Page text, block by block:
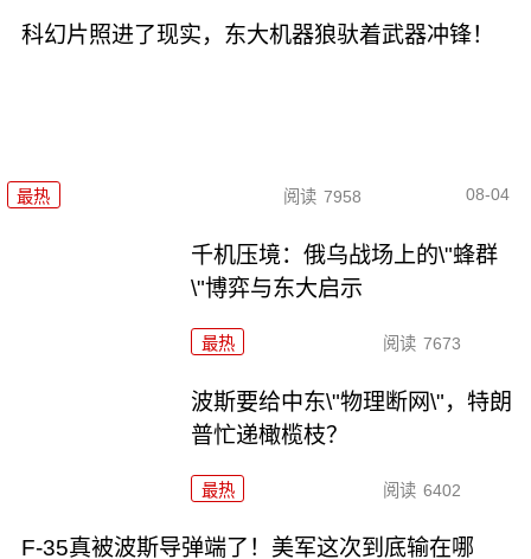
科幻片照进了现实，东大机器狼驮着武器冲锋！
最热 阅读 7958 08-04
千机压境：俄乌战场上的\"蜂群
\"博弈与东大启示
最热 阅读 7673
波斯要给中东\"物理断网\"，特朗
普忙递橄榄枝？
最热 阅读 6402
F-35真被波斯导弹端了！美军这次到底输在哪